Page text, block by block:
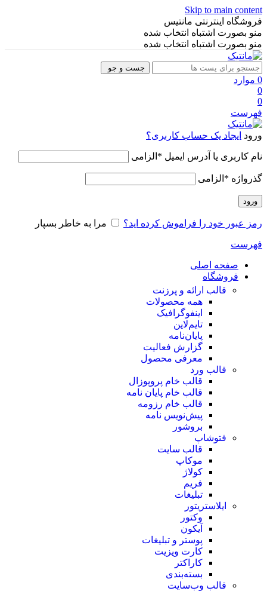
Skip to main content
فروشگاه اینترنتی مانتیس
منو بصورت اشتباه انتخاب شده
منو بصورت اشتباه انتخاب شده
جست و جو
0 موارد
0
0
فهرست
ورود ایجاد یک حساب کاربری؟
نام کاربری یا آدرس ایمیل * الزامی
گذرواژه * الزامی
ورود
رمز عبور خود را فراموش کرده اید؟ مرا به خاطر بسپار
فهرست
صفحه اصلی
فروشگاه
قالب ارائه و پرزنت
همه محصولات
اینفوگرافیک
تایم‌لاین
پایان‌نامه
گزارش فعالیت
معرفی محصول
قالب ورد
قالب خام پروپوزال
قالب خام پایان نامه
قالب خام رزومه
پیش‌نویس نامه
بروشور
فتوشاپ
قالب سایت
موکاپ
کولاژ
فریم
تبلیغات
ایلاستریتور
وکتور
آیکون
پوستر و تبلیغات
کارت ویزیت
کاراکتر
بسته‌بندی
قالب وب‌سایت